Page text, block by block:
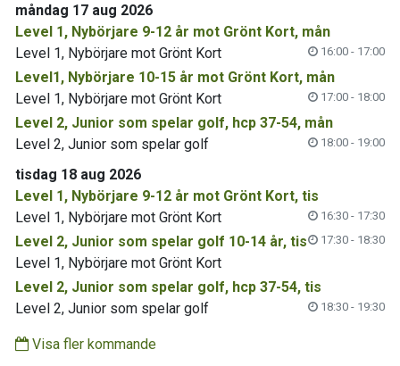
måndag 17 aug 2026
Level 1, Nybörjare 9-12 år mot Grönt Kort, mån
16:00 - 17:00
Level 1, Nybörjare mot Grönt Kort
Level1, Nybörjare 10-15 år mot Grönt Kort, mån
17:00 - 18:00
Level 1, Nybörjare mot Grönt Kort
Level 2, Junior som spelar golf, hcp 37-54, mån
18:00 - 19:00
Level 2, Junior som spelar golf
tisdag 18 aug 2026
Level 1, Nybörjare 9-12 år mot Grönt Kort, tis
16:30 - 17:30
Level 1, Nybörjare mot Grönt Kort
Level 2, Junior som spelar golf 10-14 år, tis
17:30 - 18:30
Level 1, Nybörjare mot Grönt Kort
Level 2, Junior som spelar golf, hcp 37-54, tis
18:30 - 19:30
Level 2, Junior som spelar golf
Visa fler kommande